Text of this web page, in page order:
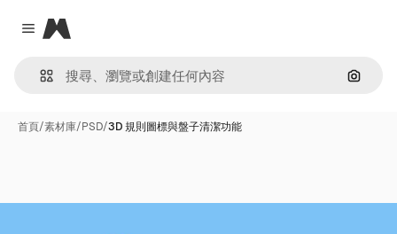
Close menu
Magnific
通過圖
首頁/素材庫/PSD/3D 規則圖標與盤子清潔功能